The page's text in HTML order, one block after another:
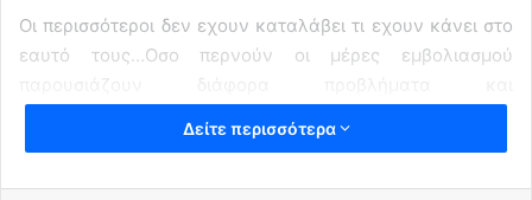
Oι περισσότεροι δεν εχουν καταλάβει τι εχουν κάνει στο
εαυτό τους…Οσο περνούν οι μέρες εμβολιασμού
παρενέργειες..Και περίεργες ασθένειες η συμπτώματα
που για πρωτη φορα συναντούν οι ιδιοι και οι Γιατροί που
Δείτε περισσότερα